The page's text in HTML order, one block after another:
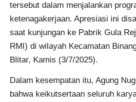
tersebut dalam menjalankan
ketenagakerjaan. Apresiasi ini
saat kunjungan ke Pabrik Gula
RMI) di wilayah Kecamatan
Blitar, Kamis (3/7/2025).
Dalam kesempatan itu, Agung
bahwa keikutsertaan seluruh